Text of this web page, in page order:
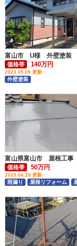
富山市 U様 外壁塗装
価格帯 140万円
2023.05.09 更新
外壁塗装
富山県富山市 屋根工
価格帯 50万円
2023.04.29 更新
雨漏り 屋根リフォーム